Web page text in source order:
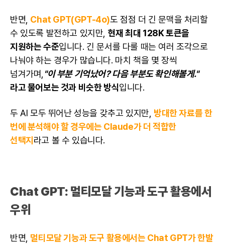
반면, Chat GPT(GPT-4o)도 점점 더 긴 문맥을 처리할
수 있도록 발전하고 있지만, 현재 최대 128K 토큰을
지원하는 수준입니다. 긴 문서를 다룰 때는 여러 조각으로
나눠야 하는 경우가 많습니다. 마치 책을 몇 장씩
넘겨가며, "이 부분 기억났어? 다음 부분도 확인해볼게."
라고 물어보는 것과 비슷한 방식입니다.
두 AI 모두 뛰어난 성능을 갖추고 있지만, 방대한 자료를 한
번에 분석해야 할 경우에는 Claude가 더 적합한
선택지 라고 볼 수 있습니다.
Chat GPT: 멀티모달 기능과 도구 활용에서
우위
반면, 멀티모달 기능과 도구 활용에서는 Chat GPT가 한발